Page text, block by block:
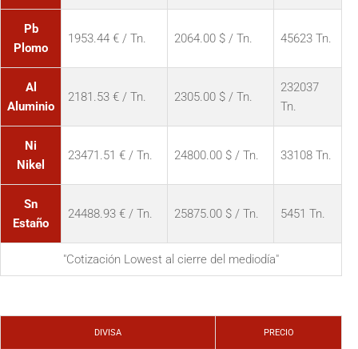
Pb
Plomo
1953.44 € / Tn. 2064.00 $ / Tn. 45623 Tn.
Al
Aluminio
2181.53 € / Tn. 2305.00 $ / Tn.
232037
Tn.
Ni
Nikel
23471.51 € / Tn. 24800.00 $ / Tn. 33108 Tn.
Sn
Estaño
24488.93 € / Tn. 25875.00 $ / Tn. 5451 Tn.
"Cotización Lowest al cierre del mediodía"
DIVISA PRECIO